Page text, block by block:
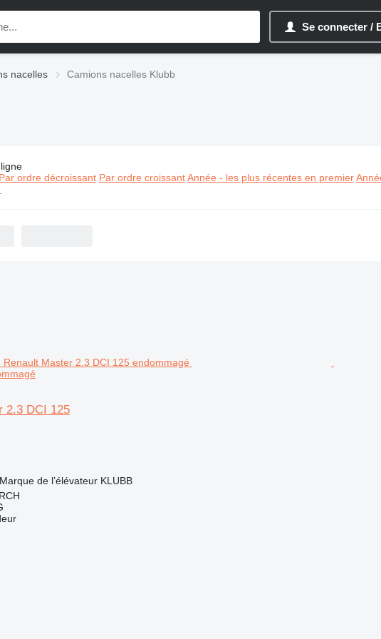
Se connecter /
nacelles Camions nacelles Klubb
Camions nacelles Klubb
Par ordre décroissant Par ordre croissant Année - les plus récentes en premier
2.3 DCI 125
Marque de l’élévateur KLUBB